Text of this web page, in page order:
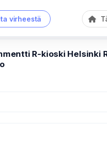
virheestä
R-kioski Helsinki